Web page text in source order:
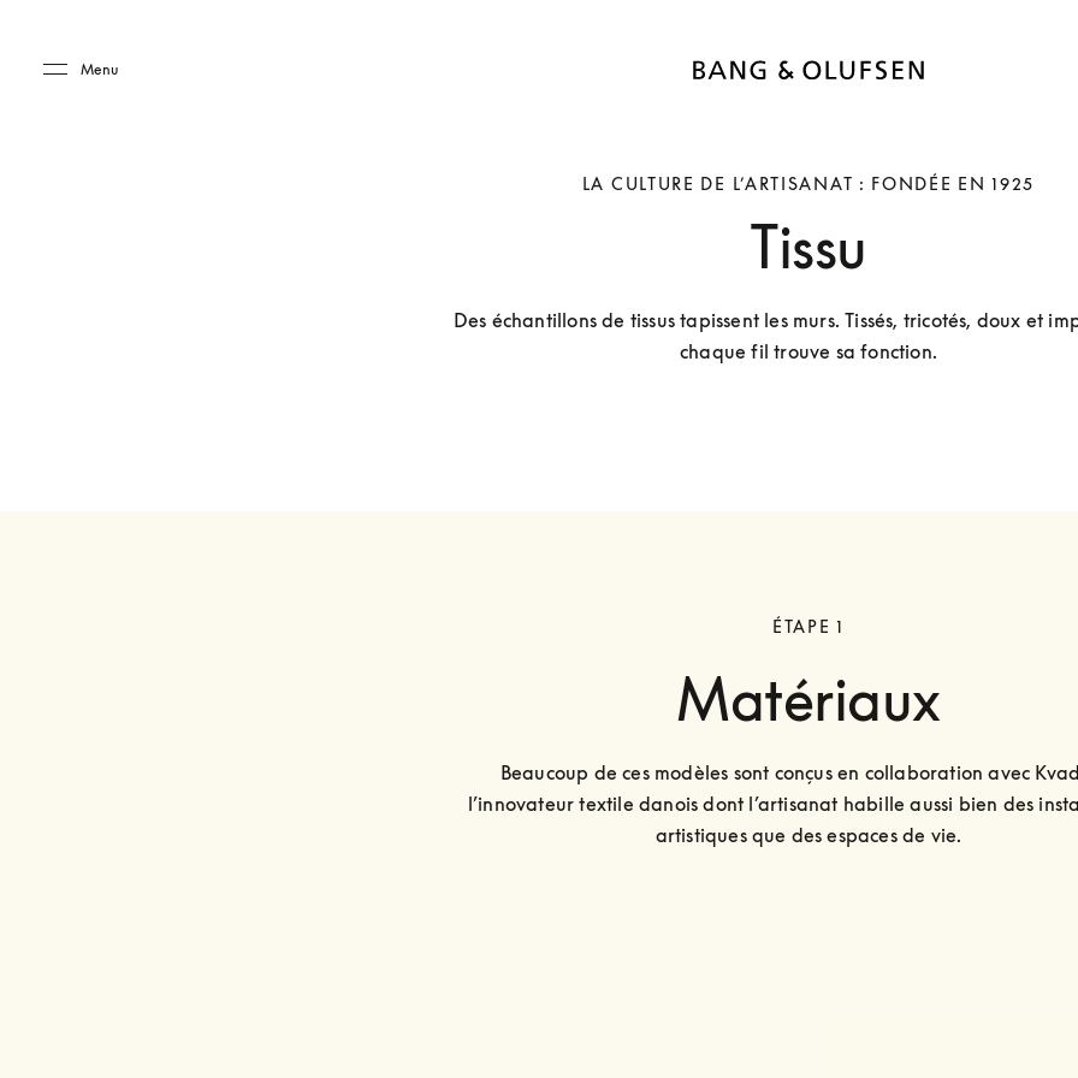
Menu
LA CULTURE DE L’ARTISANAT : FONDÉE EN 1925
Tissu
Des échantillons de tissus tapissent les murs. Tissés, tricotés, doux et
chaque fil trouve sa fonction.
ÉTAPE 1
Matériaux
Beaucoup de ces modèles sont conçus en collaboration avec
l’innovateur textile danois dont l’artisanat habille aussi bien des
artistiques que des espaces de vie.